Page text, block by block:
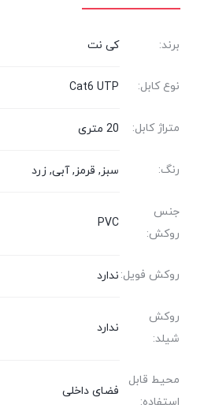
برند: کی نت
نوع کابل: Cat6 UTP
متراژ کابل: 20 متری
رنگ: سبز, قرمز, آبی, زرد
جنس
روکش:
PVC
روکش فویل: ندارد
روکش
شیلد:
ندارد
محیط قابل
استفاده:
فضای داخلی